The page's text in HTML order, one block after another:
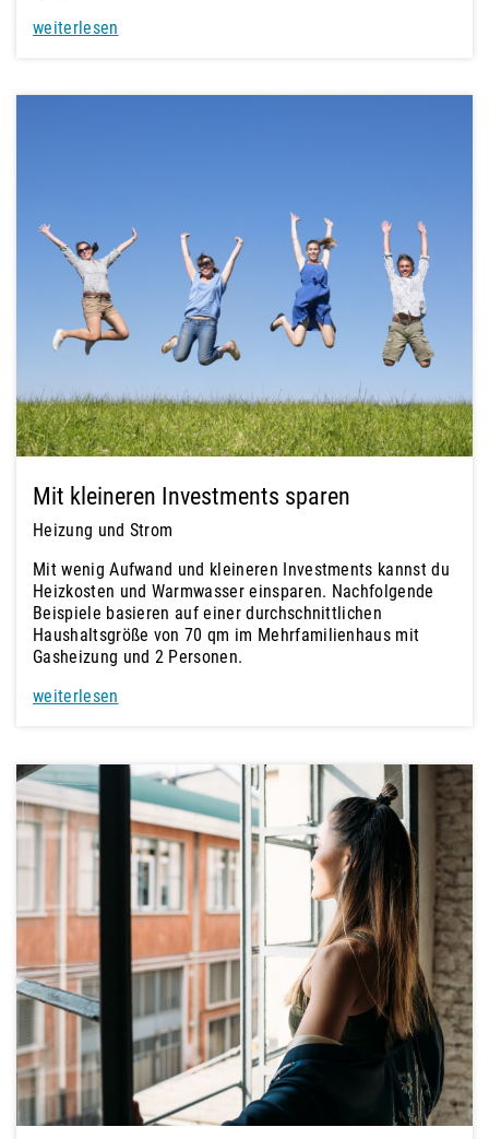
weiterlesen
Mit kleineren Investments sparen
Heizung und Strom
Mit wenig Aufwand und kleineren Investments kannst du
Heizkosten und Warmwasser einsparen. Nachfolgende
Beispiele basieren auf einer durchschnittlichen
Haushaltsgröße von 70 qm im Mehrfamilienhaus mit
Gasheizung und 2 Personen.
weiterlesen